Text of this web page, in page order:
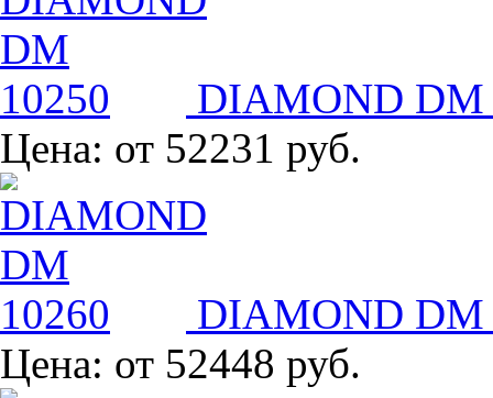
DIAMOND DM
Цена: от 52231 руб.
DIAMOND DM
Цена: от 52448 руб.